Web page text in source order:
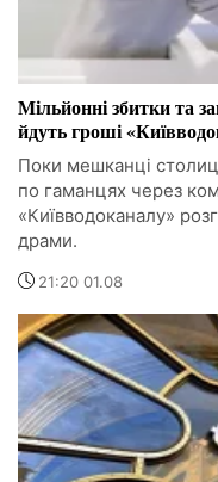
Мільйонні збитки та
йдуть гроші
Поки мешканці
по гаманцях через
«Київводоканалу»
драми.
21:20 01.08